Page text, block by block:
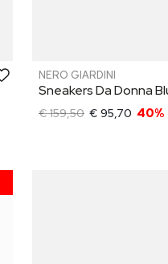
NERO GIARDINI
Sneakers Da Donna
€ 159,50 € 95,70 40%